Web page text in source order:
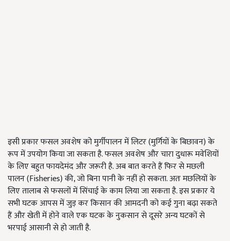
इसी प्रकार फसल अवशेष को मुर्गीपालन में लिटर (मुर्गियों के बिछावन) के
रूप में उपयोग किया जा सकता है. फसल अवशेष और चारा दुधारू मवेशियों
के लिए बहुत फायदेमंद और जरूरी है. अब बात करते हैं फिर से मछली
पालन (Fisheries) की, जो बिना पानी के नहीं हो सकता. अतः मछलियों के
लिए तालाब से फसलों में सिंचाई के काम लिया जा सकता है. इस प्रकार ये
सभी घटक आपस में जुड़ कर किसान की आमदनी को कई गुना बढ़ा सकते
हैं और खेती में होने वाले एक घटक के नुकसान से दूसरे अन्य घटकों से
भरपाई आसानी से हो जाती है.